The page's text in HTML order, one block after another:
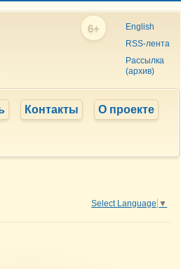
6+
English
RSS-лента
Рассылка
(архив)
Контакты О проекте
Select Language ▼